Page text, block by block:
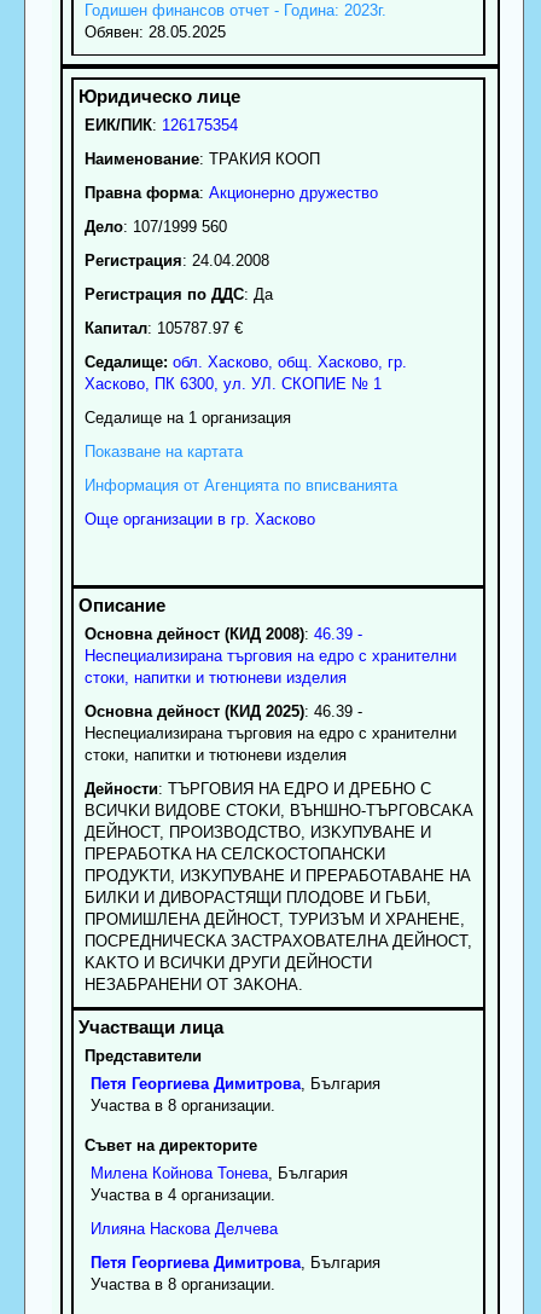
Годишен финансов отчет - Година: 2023г.
Обявен: 28.05.2025
ЕИК/ПИК: 126175354
Наименование: ТРАКИЯ КООП
Правна форма: Акционерно дружество
Дело: 107/1999 560
Регистрация: 24.04.2008
Регистрация по ДДС: Да
Капитал: 105787.97 €
Седалище: обл. Хасково, общ. Хасково, гр.
Хасково, ПК 6300, ул. УЛ. СКОПИЕ № 1
Седалище на 1 организация
Показване на картата
Информация от Агенцията по вписванията
Още организации в гр. Хасково
Основна дейност (КИД 2008): 46.39 -
Неспециализирана търговия на едро с хранителни
стоки, напитки и тютюневи изделия
Основна дейност (КИД 2025): 46.39 -
Неспециализирана търговия на едро с хранителни
стоки, напитки и тютюневи изделия
Дейности: TЪPГOBИЯ HA EДPO И ДPEБHO C
BCИЧKИ BИДOBE CTOKИ, BЪHШHO-TЪPГOBCAKA
ДEЙHOCT, ПPOИЗBOДCTBO, ИЗKУПУBAHE И
ПPEPAБOTKA HA CEЛCKOCTOПAHCKИ
ПPOДУKTИ, ИЗKУПУBAHE И ПPEPAБOTABAHE HA
БИЛKИ И ДИBOPACTЯЩИ ПЛOДOBE И ГЬБИ,
ПPOMИШЛEHA ДEЙHOCT, TУPИЗЪM И XPAHEHE,
ПOCPEДHИЧECKA ЗACTPAXOBATEЛHA ДEЙHOCT,
KAKTO И BCИЧKИ ДPУГИ ДEЙHOCTИ
HEЗAБPAHEHИ OT ЗAKOHA.
Представители
Петя Георгиева Димитрова, България
Участва в 8 организации.
Съвет на директорите
Милена Койнова Тонева, България
Участва в 4 организации.
Илияна Наскова Делчева
Петя Георгиева Димитрова, България
Участва в 8 организации.